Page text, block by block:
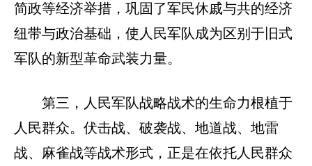
简政等经济举措，巩固了军民休戚与共的经济
纽带与政治基础，使人民军队成为区别于旧式
军队的新型革命武装力量。
第三，人民军队战略战术的生命力根植于
人民群众。伏击战、破袭战、地道战、地雷
战、麻雀战等战术形式，正是在依托人民群众